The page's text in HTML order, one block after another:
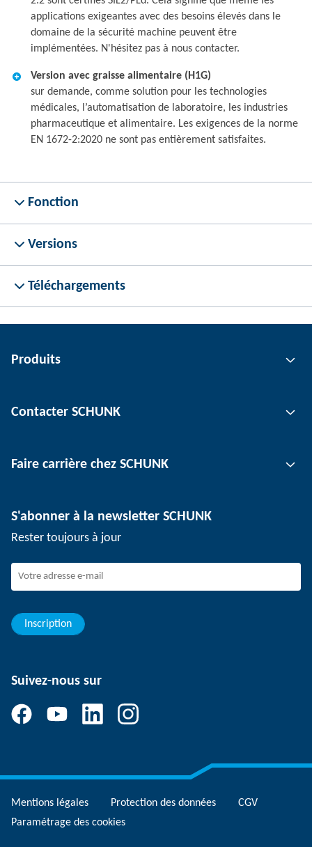
applications exigeantes avec des besoins élevés dans le
domaine de la sécurité machine peuvent être
implémentées. N'hésitez pas à nous contacter.
Version avec graisse alimentaire (H1G)
sur demande, comme solution pour les technologies
médicales, l’automatisation de laboratoire, les industries
pharmaceutique et alimentaire. Les exigences de la norme
EN 1672-2:2020 ne sont pas entièrement satisfaites.
Fonction
Versions
Téléchargements
Produits
Technologie d'automatisation
Technologie de serrage de pièce
Contacter SCHUNK
Sites
Événements
Faire carrière chez SCHUNK
SCHUNK en tant qu'employeur
Rejoindre SCHUNK
Vos avantages
S'abonner à la newsletter SCHUNK
Rester toujours à jour
Inscription
Suivez-nous sur
Mentions légales Protection des données
CGV
Paramétrage des cookies